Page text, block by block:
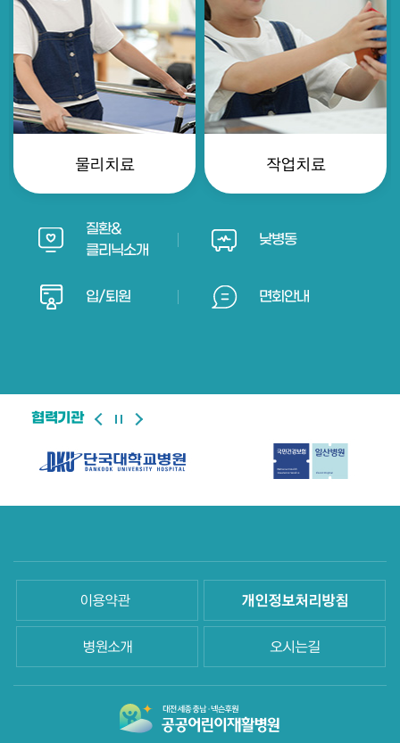
물리치료 작업치료
질환&
클리닉소개
낮병동
입/퇴원 면회안내
협력기관
이용약관 개인정보처리방침
병원소개 오시는길